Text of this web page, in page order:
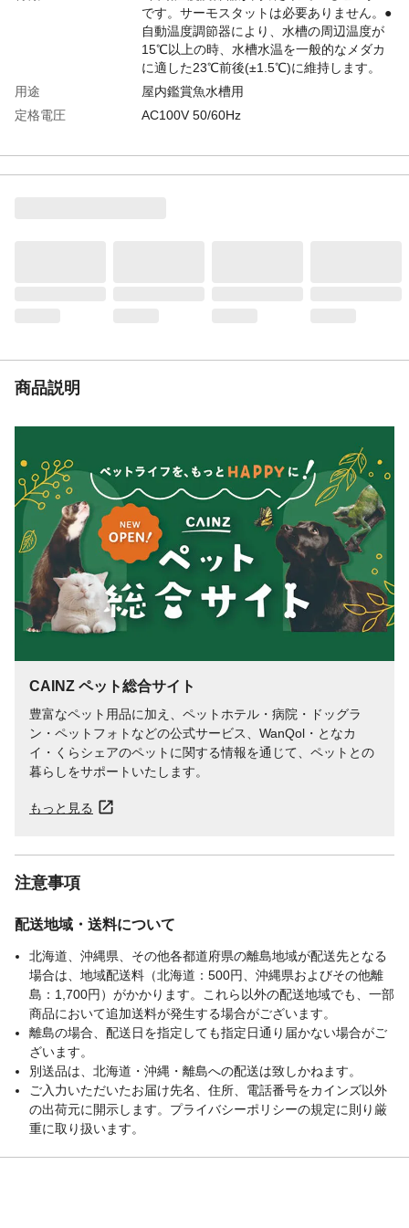
です。サーモスタットは必要ありません。●
自動温度調節器により、水槽の周辺温度が
15℃以上の時、水槽水温を一般的なメダカ
に適した23℃前後(±1.5℃)に維持します。
用途
屋内鑑賞魚水槽用
定格電圧
AC100V 50/60Hz
商品説明
CAINZ ペット総合サイト
豊富なペット用品に加え、ペットホテル・病院・ドッグラ
ン・ペットフォトなどの公式サービス、WanQol・となカ
イ・くらシェアのペットに関する情報を通じて、ペットとの
暮らしをサポートいたします。
もっと見る
注意事項
配送地域・送料について
北海道、沖縄県、その他各都道府県の離島地域が配送先となる
場合は、地域配送料（北海道：500円、沖縄県およびその他離
島：1,700円）がかかります。これら以外の配送地域でも、一部
商品において追加送料が発生する場合がございます。
離島の場合、配送日を指定しても指定日通り届かない場合がご
ざいます。
別送品は、北海道・沖縄・離島への配送は致しかねます。
ご入力いただいたお届け先名、住所、電話番号をカインズ以外
の出荷元に開示します。プライバシーポリシーの規定に則り厳
重に取り扱います。